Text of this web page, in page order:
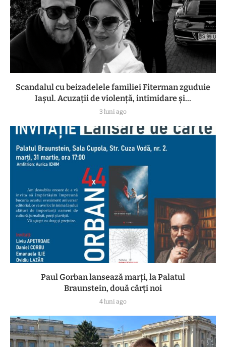
Scandalul cu beizadelele familiei Fiterman zguduie
Iașul. Acuzații de violență, intimidare și...
3 luni ago
Paul Gorban lansează marți, la Palatul
Braunstein, două cărți noi
4 luni ago